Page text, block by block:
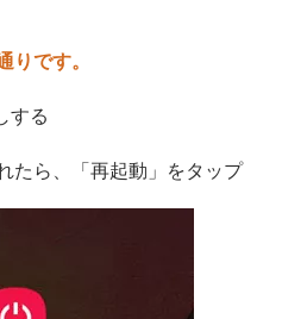
です。
する
たら、「再起動」をタップ